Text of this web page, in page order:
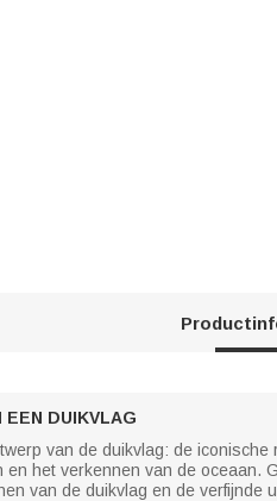
EEN DUIKVLAG
van de duikvlag: de
en het verkennen van de oceaan.
van de duikvlag en de verfijnde